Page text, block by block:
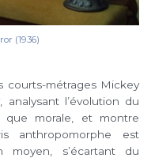
(1936)
courts-métrages Mickey
, analysant l’évolution du
que morale, et montre
anthropomorphe est
moyen, s’écartant du